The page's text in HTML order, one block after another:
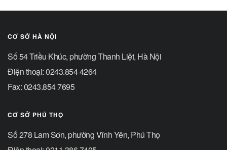
CƠ SỞ HÀ NỘI
Số 54 Triều Khúc, phường Thanh Liệt, Hà Nội
Điện thoại: 0243.854 4264
Fax: 0243.854 7695
CƠ SỞ PHÚ THỌ
Số 278 Lam Sơn, phường Vĩnh Yên, Phú Thọ